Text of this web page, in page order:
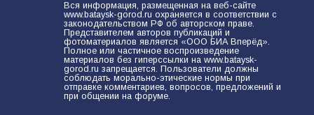
Вся информация, размещенная на веб-сайте
www.bataysk-gorod.ru охраняется в соответствии с
законодательством РФ об авторском праве.
Представителем авторов публикаций и
фотоматериалов является «ООО БИА Вперёд».
Полное или частичное воспроизведение
материалов без гиперссылки на www.bataysk-
gorod.ru запрещается. Пользователи должны
соблюдать морально-этические нормы при
отправке комментариев, вопросов, предложений и
при общении на форуме.